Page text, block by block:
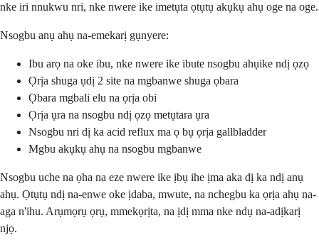
nke iri nnukwu nri, nke nwere ike imetụta ọtụtụ akụkụ ahụ oge na oge.
Nsogbu anụ ahụ na-emekarị gụnyere:
Ibu arọ na oke ibu, nke nwere ike ibute nsogbu ahụike ndị ọzọ
Ọrịa shuga ụdị 2 site na mgbanwe shuga ọbara
Ọbara mgbali elu na ọrịa obi
Ọrịa ụra na nsogbu ndị ọzọ metụtara ụra
Nsogbu nri dị ka acid reflux ma ọ bụ ọrịa gallbladder
Mgbu akụkụ ahụ na nsogbu mgbanwe
Nsogbu uche na ọha na eze nwere ike ịbụ ihe ịma aka dị ka ndị anụ
ahụ. Ọtụtụ ndị na-enwe oke ịdaba, mwute, na nchegbu ka ọrịa ahụ na-
aga n'ihu. Arụmọrụ ọrụ, mmekọrịta, na ịdị mma nke ndụ na-adịkarị
njọ.